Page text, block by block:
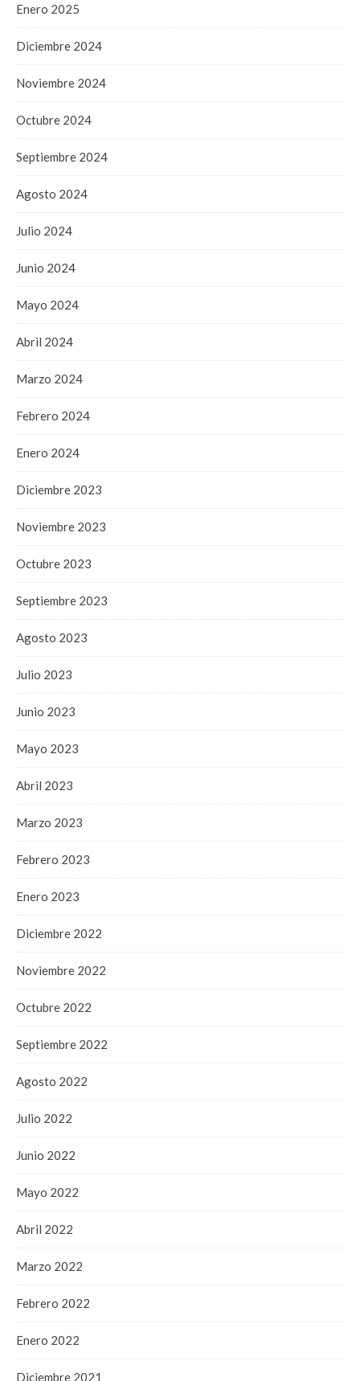
Enero 2025
Diciembre 2024
Noviembre 2024
Octubre 2024
Septiembre 2024
Agosto 2024
Julio 2024
Junio 2024
Mayo 2024
Abril 2024
Marzo 2024
Febrero 2024
Enero 2024
Diciembre 2023
Noviembre 2023
Octubre 2023
Septiembre 2023
Agosto 2023
Julio 2023
Junio 2023
Mayo 2023
Abril 2023
Marzo 2023
Febrero 2023
Enero 2023
Diciembre 2022
Noviembre 2022
Octubre 2022
Septiembre 2022
Agosto 2022
Julio 2022
Junio 2022
Mayo 2022
Abril 2022
Marzo 2022
Febrero 2022
Enero 2022
Diciembre 2021